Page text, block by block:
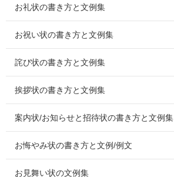
お礼状の書き方と文例集
お祝い状の書き方と文例集
詫び状の書き方と文例集
挨拶状の書き方と文例集
案内状/お知らせと招待状の書き方と文例集
お悔やみ状の書き方と文例/例文
お見舞い状の文例集